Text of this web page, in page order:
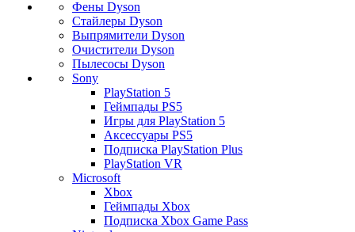
Фены Dyson
Стайлеры Dyson
Выпрямители Dyson
Очистители Dyson
Пылесосы Dyson
Sony
PlayStation 5
Геймпады PS5
Игры для PlayStation 5
Аксессуары PS5
Подписка PlayStation Plus
PlayStation VR
Microsoft
Xbox
Геймпады Xbox
Подписка Xbox Game Pass